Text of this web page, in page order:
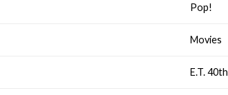
Pop!
Movies
E.T. 40th